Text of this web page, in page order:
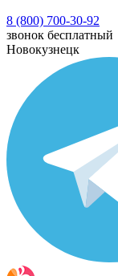
8 (800) 700-30-92
звонок бесплатный
Новокузнецк